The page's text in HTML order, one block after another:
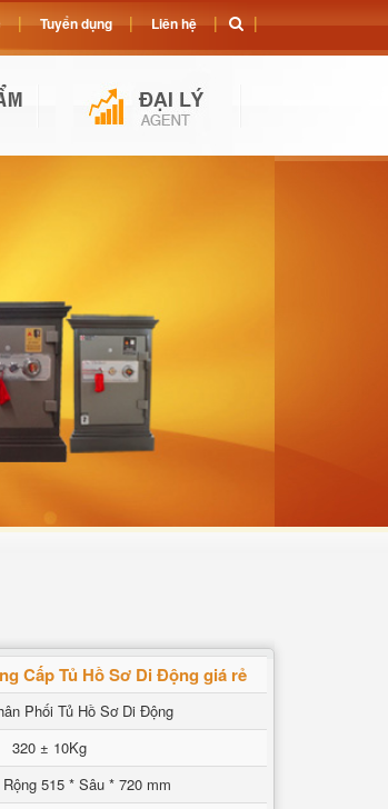
Cấp Tủ Hồ Sơ Di Động giá rẻ
Phối Tủ Hồ Sơ Di Động
320 ± 10Kg
515 * Sâu * 720 mm
Tuyển dụng Liên hệ